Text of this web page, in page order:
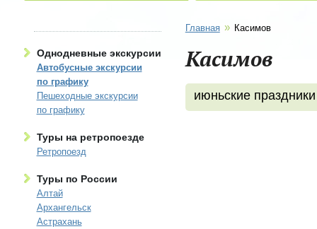
Однодневные экскурсии
Автобусные экскурсии
по графику
Пешеходные экскурсии
по графику
Туры на ретропоезде
Ретропоезд
Туры по России
Алтай
Архангельск
Астрахань
Главная » Касимов
Касимов
июньские праздники